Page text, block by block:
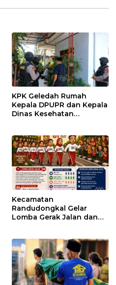
KPK Geledah Rumah
Kepala DPUPR dan Kepala
Dinas Kesehatan
Kecamatan
Randudongkal Gelar
Lomba Gerak Jalan dan